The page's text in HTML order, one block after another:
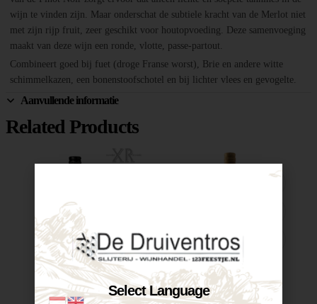
wijn te vinden zijn. Maar onderschat de subtiele kracht van de Merlot niet
met zijn rijp fruit, zeer geschikt voor houtopvoeding. Deze samenvoeging
maakt van deze wijn een ronde, vlotte, passe-partout.
Combineert goed bij fuet (droge Franse worst), Brie en andere witte
schimmelkazen, een bonenstoofschotel en bij lichter vlees en gevogelte.
Aanvullende informatie
Related Products
XR Malbec... Castelnuovo Merlot-Corvina...
Select Language